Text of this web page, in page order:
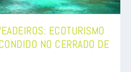
ECOTURISMO
NO CERRADO DE